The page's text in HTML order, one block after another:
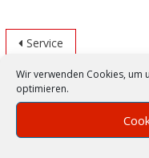
Wir verwenden Cookies, um
optimieren.
Service